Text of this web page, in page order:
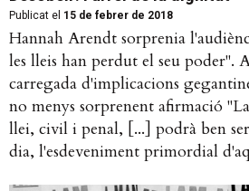
Publicat el 15 de febrer de 2018
Hannah Arendt sorprenia
les lleis han perdut el seu poder''.
carregada d'implicacions
no menys sorprenent afirmació
llei, civil i penal, [...] podrà ben
dia, l'esdeveniment primordial